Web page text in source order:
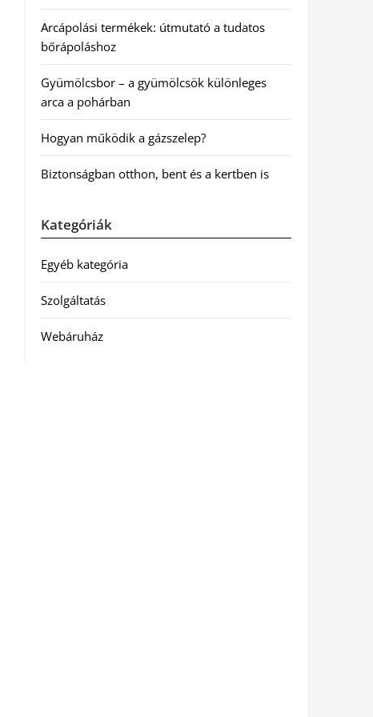
Arcápolási termékek: útmutató a tudatos
bőrápoláshoz
Gyümölcsbor – a gyümölcsök különleges
arca a pohárban
Hogyan működik a gázszelep?
Biztonságban otthon, bent és a kertben is
Kategóriák
Egyéb kategória
Szolgáltatás
Webáruház